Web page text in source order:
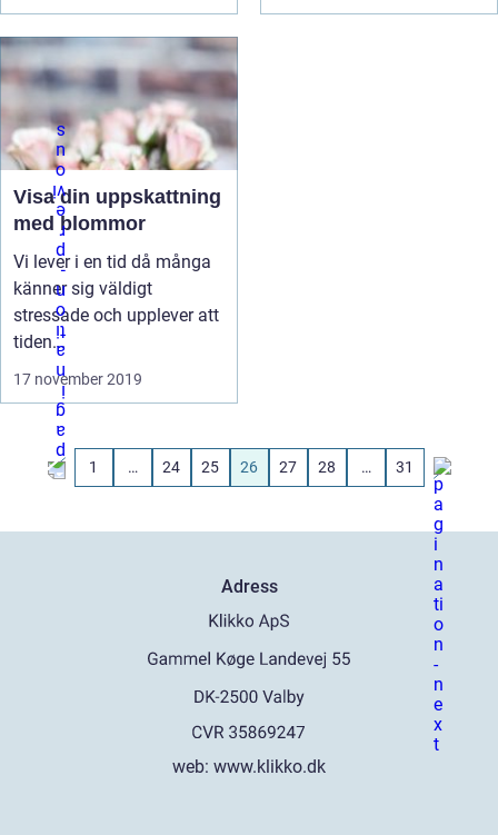
Visa din uppskattning
med blommor
Vi lever i en tid då många
känner sig väldigt
stressade och upplever att
tiden...
17 november 2019
1 … 24 25 26 27 28 … 31
Adress
web: www.klikko.dk